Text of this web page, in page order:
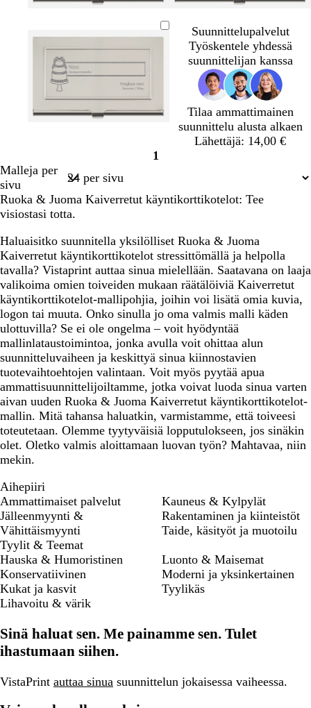
Suunnittelupalvelut
Työskentele yhdessä
suunnittelijan kanssa
Tilaa ammattimainen
suunnittelu alusta alkaen
Lähettäjä: 14,00 €
Sivu
1
Malleja per
sivu
Ruoka & Juoma Kaiverretut käyntikorttikotelot: Tee
visiostasi totta.
Haluaisitko suunnitella yksilölliset Ruoka & Juoma
Kaiverretut käyntikorttikotelot stressittömällä ja helpolla
tavalla? Vistaprint auttaa sinua mielellään. Saatavana on laaja
valikoima omien toiveiden mukaan räätälöiviä Kaiverretut
käyntikorttikotelot-mallipohjia, joihin voi lisätä omia kuvia,
logon tai muuta. Onko sinulla jo oma valmis malli käden
ulottuvilla? Se ei ole ongelma – voit hyödyntää
mallinlataustoimintoa, jonka avulla voit ohittaa alun
suunnitteluvaiheen ja keskittyä sinua kiinnostavien
tuotevaihtoehtojen valintaan. Voit myös pyytää apua
ammattisuunnittelijoiltamme, jotka voivat luoda sinua varten
aivan uuden Ruoka & Juoma Kaiverretut käyntikorttikotelot-
mallin. Mitä tahansa haluatkin, varmistamme, että toiveesi
toteutetaan. Olemme tyytyväisiä lopputulokseen, jos sinäkin
olet. Oletko valmis aloittamaan luovan työn? Mahtavaa, niin
mekin.
Aihepiiri
Ammattimaiset palvelut
Jälleenmyynti &
Vähittäismyynti
Kauneus & Kylpylät
Rakentaminen ja kiinteistöt
Taide, käsityöt ja muotoilu
Tyylit & Teemat
Hauska & Humoristinen
Konservatiivinen
Kukat ja kasvit
Lihavoitu & värik
Luonto & Maisemat
Moderni ja yksinkertainen
Tyylikäs
Sinä haluat sen. Me painamme sen. Tulet
ihastumaan siihen.
VistaPrint auttaa sinua suunnittelun jokaisessa vaiheessa.